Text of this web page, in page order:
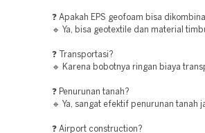
❓ Apakah EPS geofoam bisa
🔹 Ya, bisa geotextile dan material
❓ Transportasi?
🔹 Karena bobotnya ringan biaya
❓ Penurunan tanah?
🔹 Ya, sangat efektif penurunan tanah
❓ Airport construction?